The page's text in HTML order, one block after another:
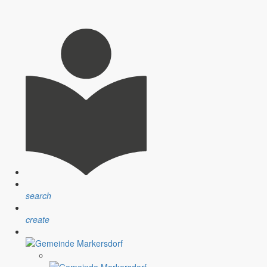
search
create
es vermag. Es vergeht fast keine Woche, wo nicht in
meinen Bericht heute einmal dazu nutzen, um die Leser
ins Gedächtnis zurückzurufen und mir war klar, dass die
des Monats eigentlich den Frauen zuwenden. Aber lassen wir
im gemeinsamen Projektzirkus ihr Können zeigen. Dieser
Großeltern.